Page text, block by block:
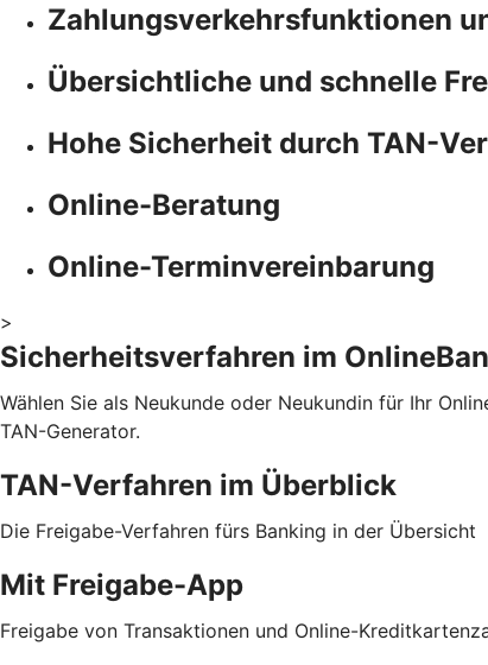
Zahlungsverkehrsfunktionen
Übersichtliche und schnelle
Hohe Sicherheit durch TAN-
Online-Beratung
Online-Terminvereinbarung
>
Sicherheitsverfahren im
Wählen Sie als Neukunde oder Neukundin für Ihr
TAN-Generator.
TAN-Verfahren im Überblick
Die Freigabe-Verfahren fürs Banking in der Übersicht
Mit Freigabe-App
Freigabe von Transaktionen und Online-